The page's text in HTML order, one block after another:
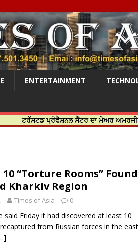
ENTERTAINMENT
ਪ੍ਰੋਫੈਸ਼ਨਲ ਸੈਂਟਰ ਦਾ ਮੇਅਰ ਅਮਰਜੀਤ ਸੋਹੀ ਤੇ
“Torture Rooms” Found
Kharkiv Region
Times of Asia 0
said Friday it had discovered at least 10
from Russian forces in the east